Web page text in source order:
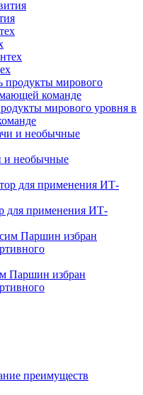
мирового уровня в
необычные
для применения ИТ-
Паршин избран